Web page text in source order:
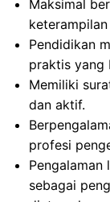
Maksimal
Pendidikan
praktis yang
Memiliki
dan aktif.
profesi
Pengalaman
sebagai